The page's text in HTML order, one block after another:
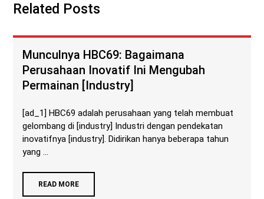
Related Posts
Munculnya HBC69: Bagaimana
Perusahaan Inovatif Ini Mengubah
Permainan [Industry]
[ad_1] HBC69 adalah perusahaan yang telah membuat
gelombang di [industry] Industri dengan pendekatan
inovatifnya [industry]. Didirikan hanya beberapa tahun
yang ...
READ MORE